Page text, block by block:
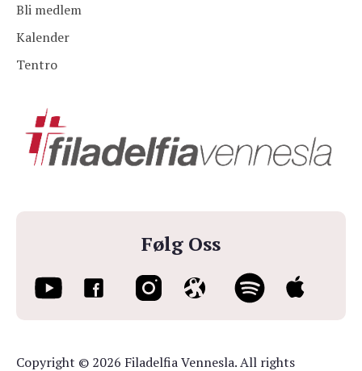
Følg Oss
Bli medlem
Kalender
Tentro
Copyright © 2026 Filadelfia Vennesla. All rights